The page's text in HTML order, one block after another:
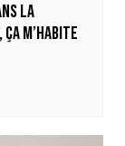
la
m’habite